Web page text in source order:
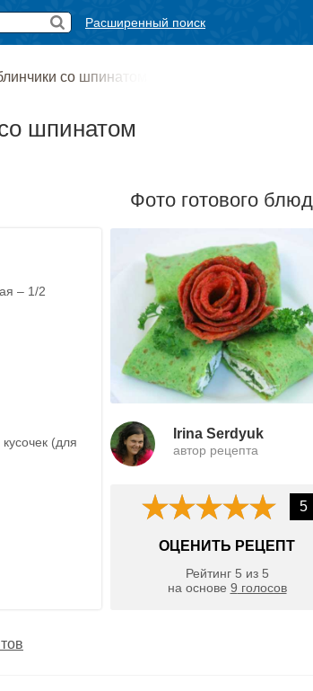
Расширенный поиск
со шпинатом
шпинатом
– 1/2
(для
Фото готового
Irina Serdyuk
автор рецепта
5
ОЦЕНИТЬ РЕЦЕПТ
Рейтинг 5 из 5
на основе 9 голосов